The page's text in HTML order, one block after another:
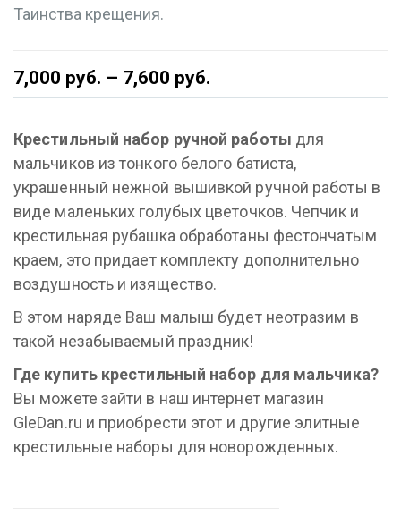
Таинства крещения.
7,000 руб. – 7,600 руб.
Крестильный набор ручной работы для
мальчиков из тонкого белого батиста,
украшенный нежной вышивкой ручной работы в
виде маленьких голубых цветочков. Чепчик и
крестильная рубашка обработаны фестончатым
краем, это придает комплекту дополнительно
воздушность и изящество.
В этом наряде Ваш малыш будет неотразим в
такой незабываемый праздник!
Где купить крестильный набор для мальчика?
Вы можете зайти в наш интернет магазин
GleDan.ru и приобрести этот и другие элитные
крестильные наборы для новорожденных.